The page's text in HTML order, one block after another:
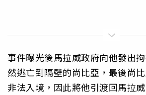
事件曝光後馬拉威政府向他發出
然逃亡到隔壁的尚比亞，最後尚
非法入境，因此將他引渡回馬拉